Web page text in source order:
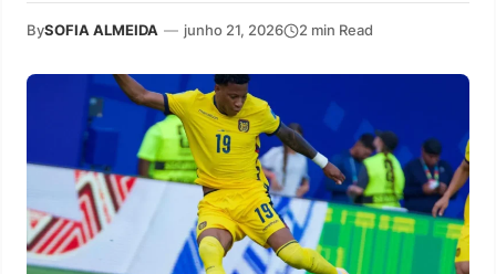
BySOFIA ALMEIDA — junho 21, 2026 2 min Read